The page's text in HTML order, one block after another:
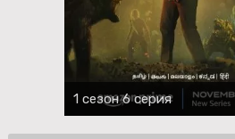
1 сезон 6 серия